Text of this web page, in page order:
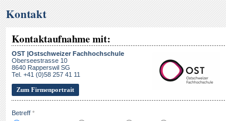
Kontakt
Kontaktaufnahme mit:
OST |Ostschweizer Fachhochschule
Oberseestrasse 10
8640 Rapperswil SG
Tel. +41 (0)58 257 41 11
Zum Firmenportrait
Betreff *